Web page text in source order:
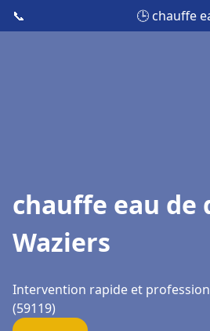
📞 🕒 chauffe
chauffe eau de
Waziers
Intervention rapide et
(59119)